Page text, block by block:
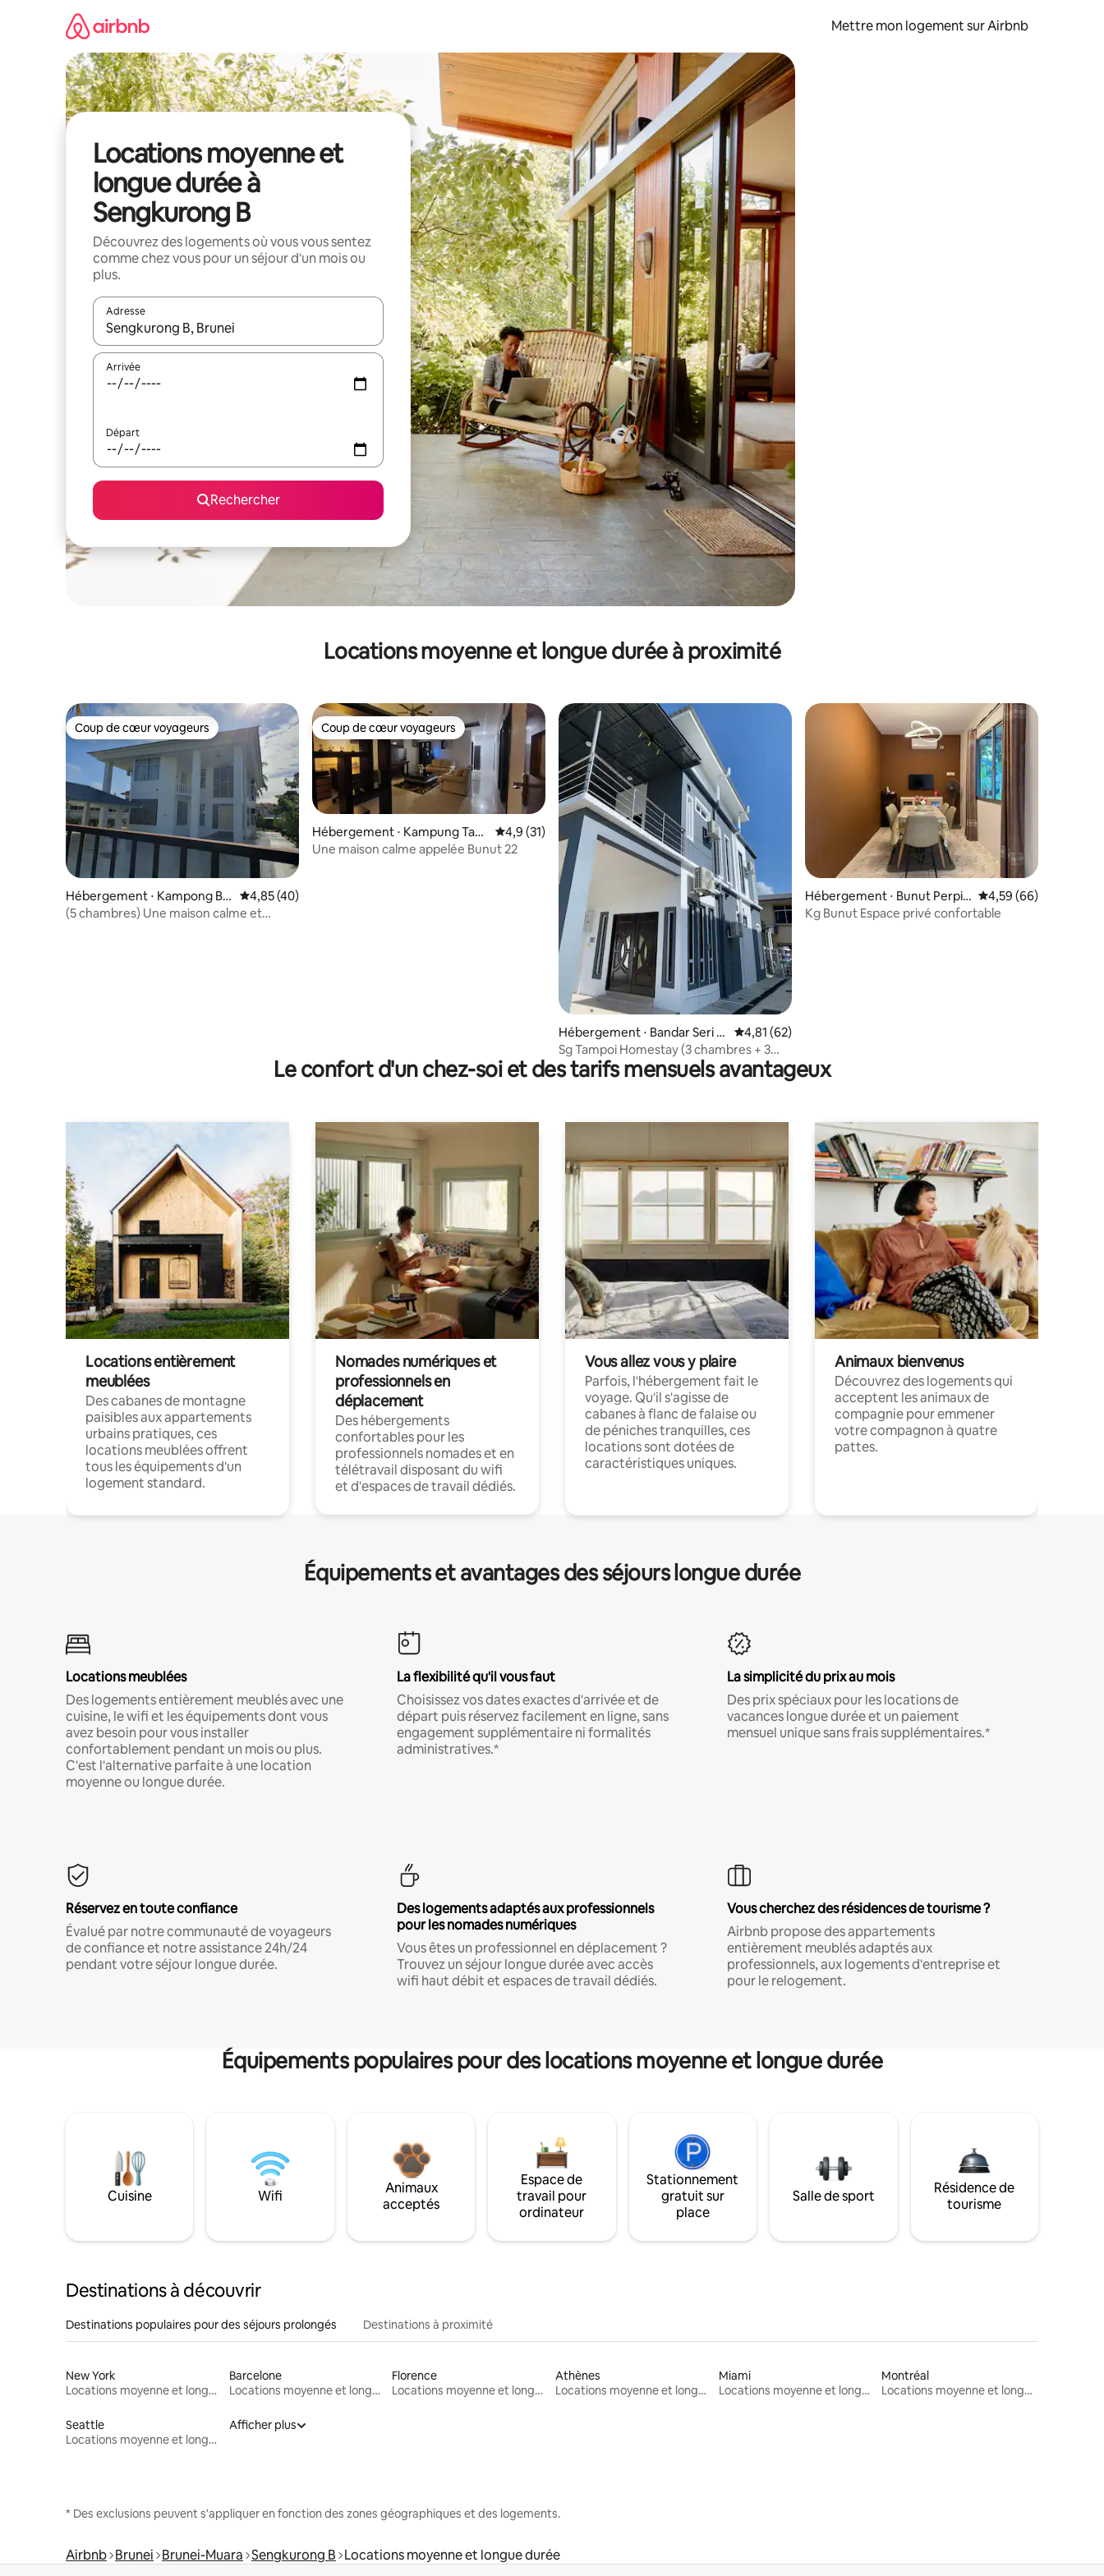
Mettre mon logement sur Airbnb
Locations moyenne et
longue durée à
Sengkurong B
Découvrez des logements où vous vous sentez
comme chez vous pour un séjour d'un mois ou
plus.
Adresse
Lorsque les résultats s'affichent, utilisez les flèches vers le haut et vers le bas pour les parcourir ou en appuyant et en faisant glisser.
Arrivée
Départ
Rechercher
Locations moyenne et longue durée à proximité
Coup de cœur voyageurs
Coup de cœur voyageurs
Hébergement ⋅ Kampong Be
batik
Évaluation moyenne sur la base de 40 commentaires : 4,85 sur 5
4,85 (40)
(5 chambres) Une maison calme et
Coup de cœur voyageurs
Coup de cœur voyageurs
Hébergement ⋅ Kampung Tanj
ong Bunut
Évaluation moyenne sur la base de 31 commentaires : 4,9 sur 5
4,9 (31)
Une maison calme appelée Bunut 22
Hébergement ⋅ Bandar Seri B
egawan
Évaluation moyenne sur la base de 62 commentaires : 4,81 sur 5
4,81 (62)
Sg Tampoi Homestay (3 chambres + 3
salles de bains : 15 personnes)
Hébergement ⋅ Bunut Perpin
dahan
Évaluation moyenne
4,59 (66)
Kg Bunut Espace privé confortable
Le confort d'un chez-soi et des tarifs mensuels avantageux
Locations entièrement
meublées
Des cabanes de montagne
paisibles aux appartements
urbains pratiques, ces
locations meublées offrent
tous les équipements d'un
logement standard.
Nomades numériques et
professionnels en
déplacement
Des hébergements
confortables pour les
professionnels nomades et en
télétravail disposant du wifi
et d'espaces de travail dédiés.
Vous allez vous y plaire
Parfois, l'hébergement fait le
voyage. Qu'il s'agisse de
cabanes à flanc de falaise ou
de péniches tranquilles, ces
locations sont dotées de
caractéristiques uniques.
Animaux bienvenus
Découvrez des logements qui
acceptent les animaux de
compagnie pour emmener
votre compagnon à quatre
pattes.
Équipements et avantages des séjours longue durée
Locations meublées
Des logements entièrement meublés avec une
cuisine, le wifi et les équipements dont vous
avez besoin pour vous installer
confortablement pendant un mois ou plus.
C'est l'alternative parfaite à une location
moyenne ou longue durée.
La flexibilité qu'il vous faut
Choisissez vos dates exactes d'arrivée et de
départ puis réservez facilement en ligne, sans
engagement supplémentaire ni formalités
administratives.*
La simplicité du prix au mois
Des prix spéciaux pour les locations de
vacances longue durée et un paiement
mensuel unique sans frais supplémentaires.*
Réservez en toute confiance
Évalué par notre communauté de voyageurs
de confiance et notre assistance 24h/24
pendant votre séjour longue durée.
Des logements adaptés aux professionnels
pour les nomades numériques
Vous êtes un professionnel en déplacement ?
Trouvez un séjour longue durée avec accès
wifi haut débit et espaces de travail dédiés.
Vous cherchez des résidences de tourisme ?
Airbnb propose des appartements
entièrement meublés adaptés aux
professionnels, aux logements d'entreprise et
pour le relogement.
Équipements populaires pour des locations moyenne et longue durée
Cuisine Wifi
Animaux
acceptés
Espace de
travail pour
ordinateur
Stationnement
gratuit sur
place
Salle de sport
Résidence de
tourisme
Destinations à découvrir
Destinations populaires pour des séjours prolongés Destinations à proximité
New York
Locations moyenne et longue durée
Barcelone
Locations moyenne et longue durée
Florence
Locations moyenne et longue durée
Athènes
Locations moyenne et longue durée
Miami
Locations moyenne et longue durée
Montréal
Locations moyenne et longue durée
Seattle
Locations moyenne et longue durée
Afficher plus
* Des exclusions peuvent s'appliquer en fonction des zones géographiques et des logements.
Airbnb Brunei Brunei-Muara Sengkurong B Locations moyenne et longue durée